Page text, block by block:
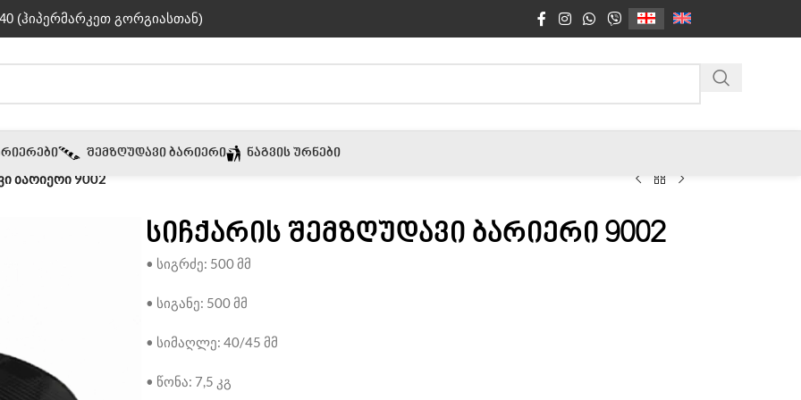
(ჰიპერმარკეთ გორგიასთან)
ᲨᲔᲛᲖᲦᲣᲓᲐᲕᲘ ᲑᲐᲠᲘᲔᲠᲘ ᲜᲐᲒᲕᲘᲡ ᲣᲠᲜᲔᲑᲘ
ბარიერი 9002
სიჩქარის შემზღუდავი ბარიერი 9002
• სიგრძე: 500 მმ
• სიგანე: 500 მმ
• სიმაღლე: 40/45 მმ
• წონა: 7,5 კგ